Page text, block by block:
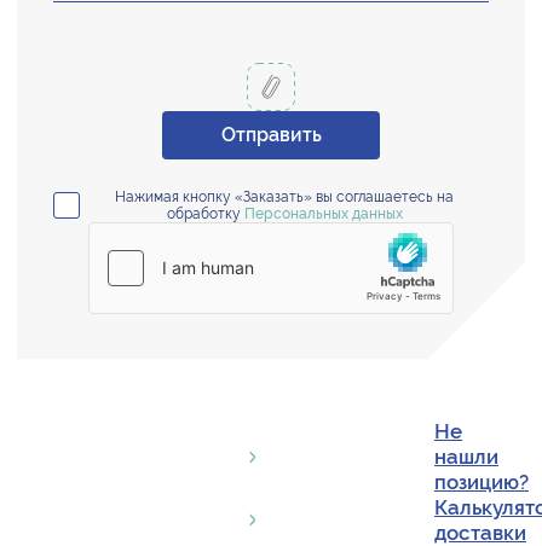
Отправить
Нажимая кнопку «Заказать» вы соглашаетесь на
обработку Персональных данных
Не
нашли
позицию?
доставки